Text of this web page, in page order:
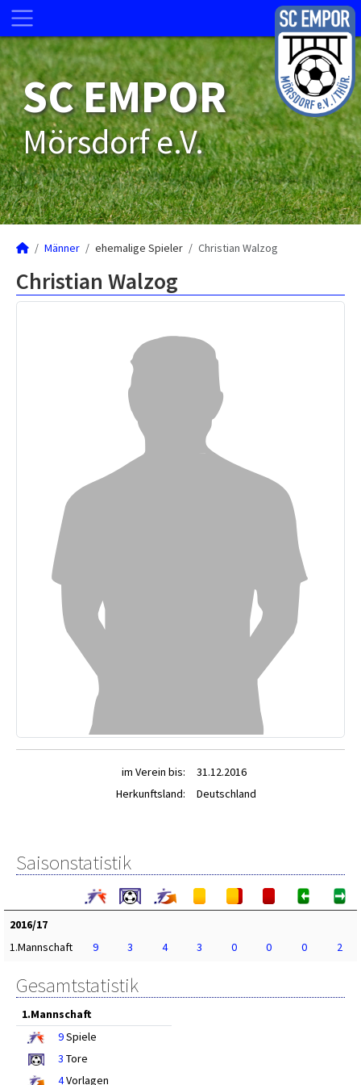
SC EMPOR
Mörsdorf e.V.
Männer ehemalige Spieler Christian Walzog
Christian Walzog
im Verein bis:
31.12.2016
Herkunftsland:
Deutschland
Saisonstatistik
2016/17
1.Mannschaft
9 3 4 3 0 0 0 2
Gesamtstatistik
1.Mannschaft
9Spiele
3 Tore
4Vorlagen